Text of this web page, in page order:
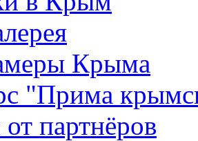
Крыма
"Прима
партнёров